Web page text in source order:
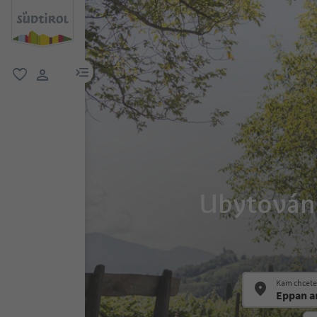
uživatelský odkaz
odkaz na menu
Kam